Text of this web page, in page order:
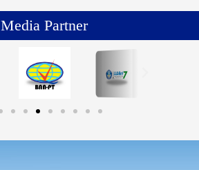
Media Partner